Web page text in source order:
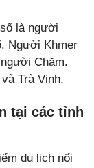
là người
Người Khmer
Chăm.
Trà Vinh.
tại các tỉnh
du lịch nổi